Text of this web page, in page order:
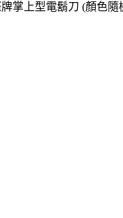
掌上型電鬍刀 (顏色隨